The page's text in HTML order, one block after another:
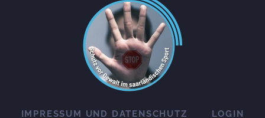
IMPRESSUM UND DATENSCHUTZ LOGIN